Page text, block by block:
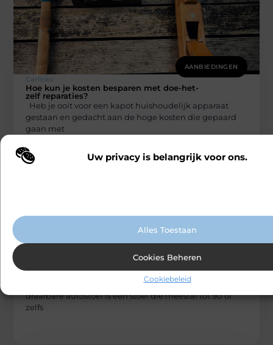
Uw privacy is belangrijk voor ons.
Wij maken gebruik van cookies en vergelijkbare technologieën om te
Alles Toestaan
Cookies Beheren
Cookiebeleid
AANBIEDINGEN
Carlinks
Hoe kun je kosten besparen met doe-het-
zelf reparaties?
Heb je ooit voor een kapot huishoudelijk apparaat
gestaan en gedacht aan de hoge kosten die gepaard
gaan met
Wat is de definitie van een draaibare autostoel? Een
draaibare autostoel is een stoel die meestal tot 90 of
zelfs